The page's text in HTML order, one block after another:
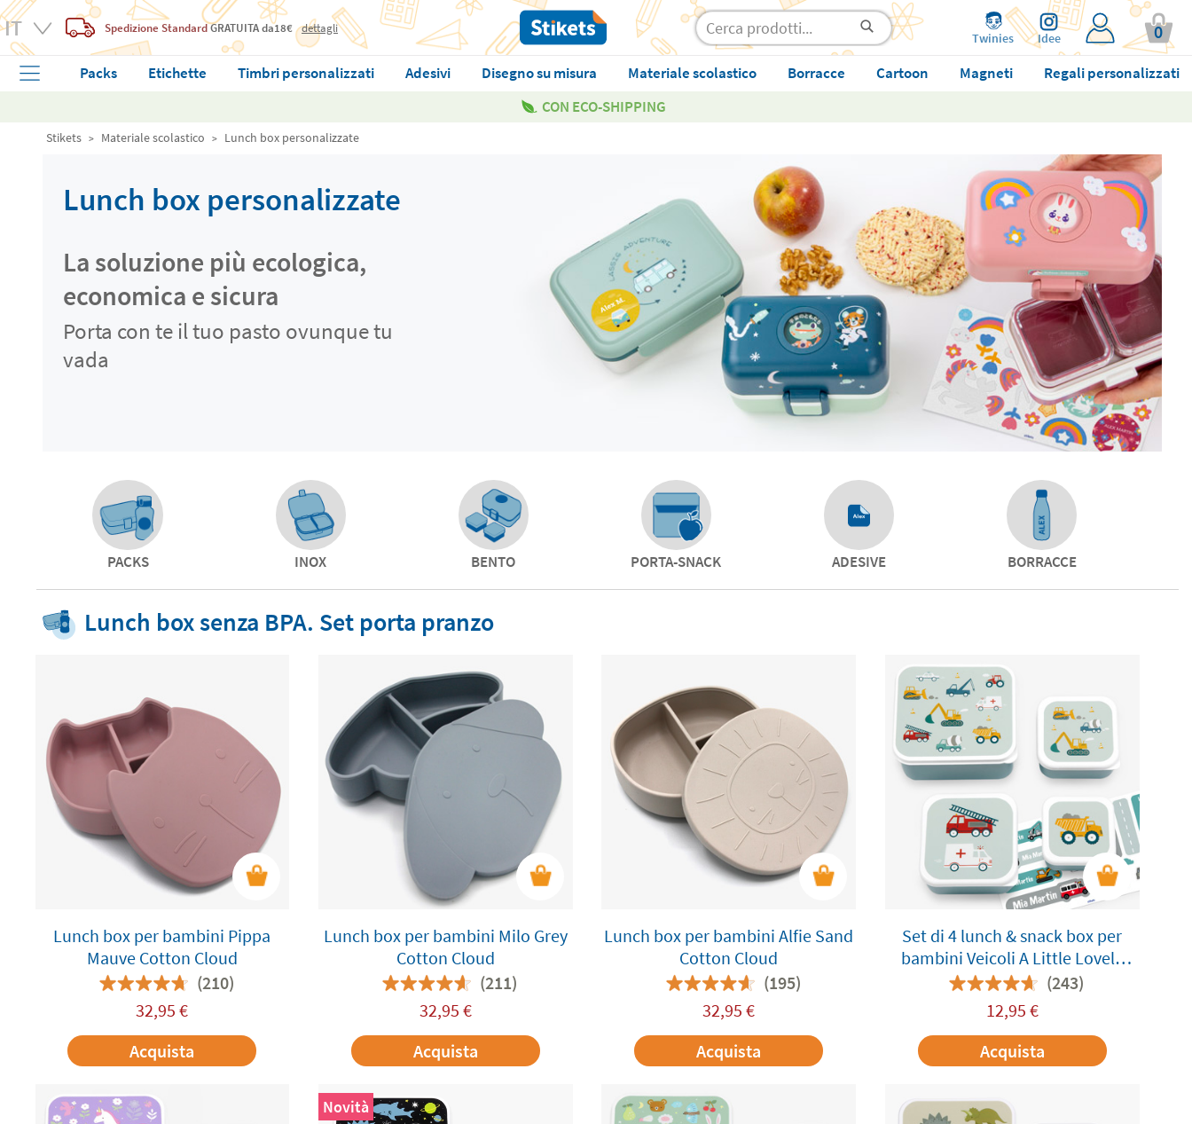
Spedizione StandardGRATUITAda18€ dettagli
Twinies Idee 0
Packs Etichette Timbri personalizzati Adesivi Disegno su misura Materiale scolastico Borracce Cartoon Magneti
Regali personalizzati
CON ECO-SHIPPING
Stikets Materiale scolastico Lunch box personalizzate
Lunch box personalizzate
La soluzione più ecologica,
economica e sicura
Porta con te il tuo pasto ovunque tu
vada
PACKS INOX BENTO PORTA-SNACK ADESIVE BORRACCE
Lunch box senza BPA. Set porta pranzo
Lunch box per bambini Pippa
Mauve Cotton Cloud
(210)
32,95 €
Acquista
Lunch box per bambini Milo Grey
Cotton Cloud
(211)
32,95 €
Acquista
Lunch box per bambini Alfie Sand
Cotton Cloud
(195)
32,95 €
Acquista
Set di 4 lunch & snack box per
bambini Veicoli A Little Lovely
Company personalizzabile
(243)
12,95 €
Acquista
Novità